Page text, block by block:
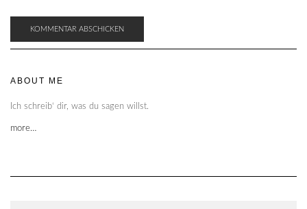
ABOUT ME
Ich schreib‘ dir, was du sagen willst.
more…